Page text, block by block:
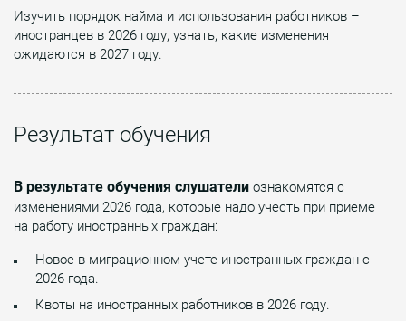
Изучить порядок найма и использования работников –
иностранцев в 2026 году, узнать, какие изменения
ожидаются в 2027 году.
Результат обучения
В результате обучения слушатели ознакомятся с
изменениями 2026 года, которые надо учесть при приеме
на работу иностранных граждан:
Новое в миграционном учете иностранных граждан с
2026 года.
Квоты на иностранных работников в 2026 году.